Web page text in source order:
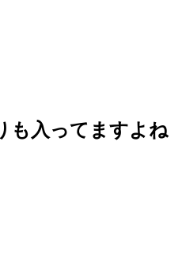
も入ってますよね